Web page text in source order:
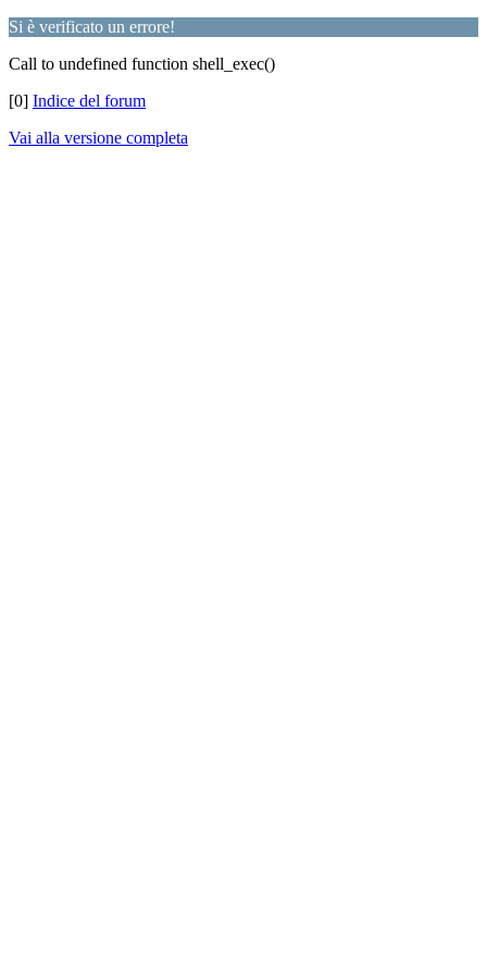
Si è verificato un errore!
Call to undefined function shell_exec()
[0] Indice del forum
Vai alla versione completa